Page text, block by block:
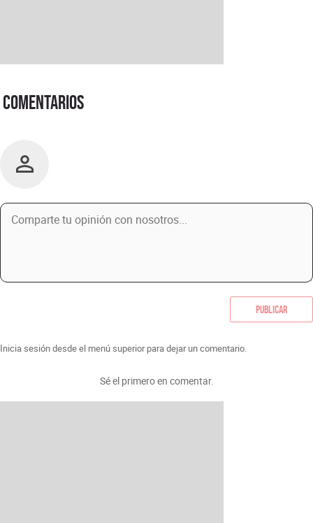
Comentarios
Publicar
Inicia sesión desde el menú superior para dejar un comentario.
Sé el primero en comentar.